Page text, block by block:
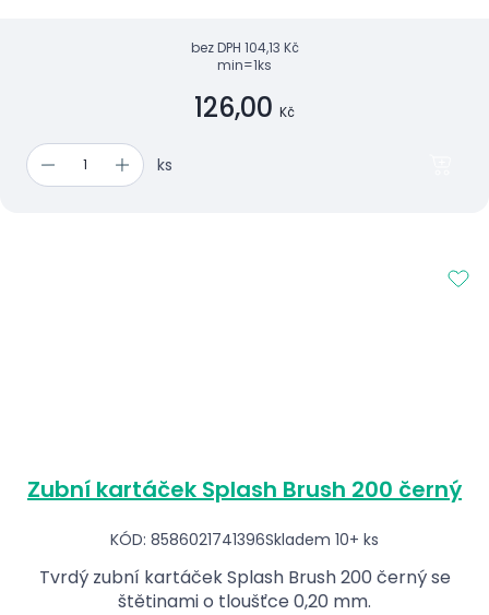
bez DPH 104,13 Kč
min=1ks
126,00 Kč
ks
Zubní kartáček Splash Brush 200 černý
KÓD: 8586021741396Skladem 10+ ks
Tvrdý zubní kartáček Splash Brush 200 černý se
štětinami o tloušťce 0,20 mm.